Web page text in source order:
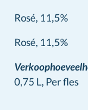
Rosé, 11,5%
Wine info
Rosé, 11,5%
0,75 L, Per fles